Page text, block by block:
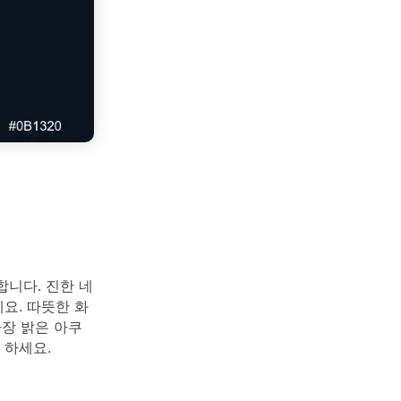
니다. 진한 네
. 따뜻한 화
밝은 아쿠
세요.